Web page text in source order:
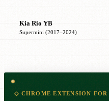
Kia Rio YB
Supermini (2017–2024)
◇ CHROME EXTENSION FOR